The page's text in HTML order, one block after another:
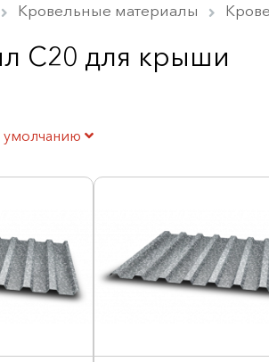
Кровельные материалы
С20 для крыши
умолчанию